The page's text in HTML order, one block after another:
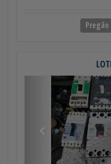
Anterior